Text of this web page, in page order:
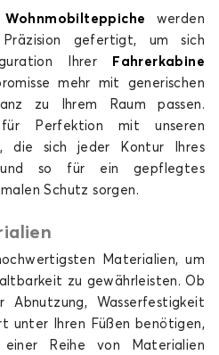
Wohnmobilteppiche werden
gefertigt, um sich
Ihrer
Fahrerkabine
mehr mit generischen
zu Ihrem Raum passen.
Perfektion mit unseren
, die sich jeder Kontur Ihres
und so für ein gepflegtes
Schutz sorgen.
Materialien, um
zu gewährleisten. Ob
Wasserfestigkeit
unter Ihren Füßen benötigen,
Reihe von Materialien